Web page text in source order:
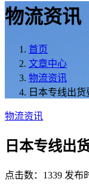
物流资讯
首页
文章中心
物流资讯
日本专线出货
物流资讯
日本专线出
点击数：1339 发布